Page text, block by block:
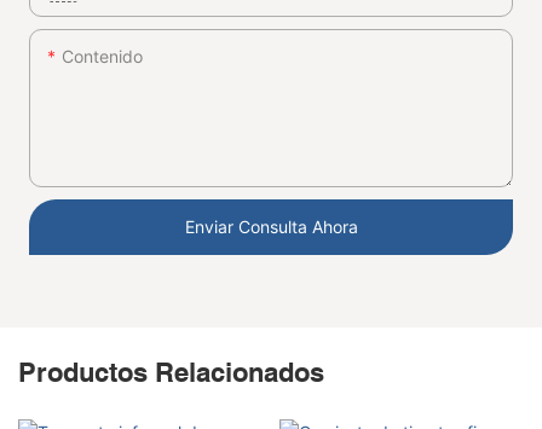
Contenido
Enviar Consulta Ahora
Productos Relacionados